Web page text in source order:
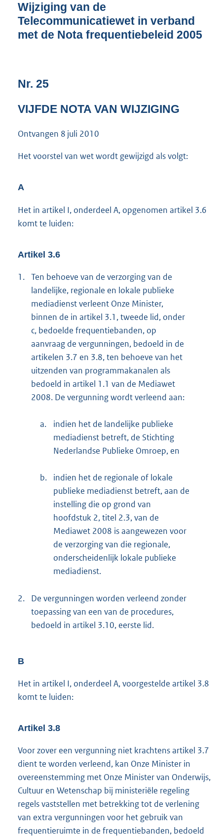
g
r
4
Wijziging van de
Telecommunicatiewet in verband
met de Nota frequentiebeleid 2005
Nr. 25
VIJFDE NOTA VAN WIJZIGING
Ontvangen 8 juli 2010
Het voorstel van wet wordt gewijzigd als volgt:
A
Het in artikel I, onderdeel A, opgenomen artikel 3.6
komt te luiden:
Artikel 3.6
1. Ten behoeve van de verzorging van de
landelijke, regionale en lokale publieke
mediadienst verleent Onze Minister,
binnen de in artikel 3.1, tweede lid, onder
c, bedoelde frequentiebanden, op
aanvraag de vergunningen, bedoeld in de
artikelen 3.7 en 3.8, ten behoeve van het
uitzenden van programmakanalen als
bedoeld in artikel 1.1 van de Mediawet
2008. De vergunning wordt verleend aan:
a.
indien het de landelijke publieke
mediadienst betreft, de Stichting
Nederlandse Publieke Omroep, en
b.
indien het de regionale of lokale
publieke mediadienst betreft, aan de
instelling die op grond van
hoofdstuk 2, titel 2.3, van de
Mediawet 2008 is aangewezen voor
de verzorging van die regionale,
onderscheidenlijk lokale publieke
mediadienst.
2.
De vergunningen worden verleend zonder
toepassing van een van de procedures,
bedoeld in artikel 3.10, eerste lid.
B
Het in artikel I, onderdeel A, voorgestelde artikel 3.8
komt te luiden:
Artikel 3.8
Voor zover een vergunning niet krachtens artikel 3.7
dient te worden verleend, kan Onze Minister in
overeenstemming met Onze Minister van Onderwijs,
Cultuur en Wetenschap bij ministeriële regeling
regels vaststellen met betrekking tot de verlening
van extra vergunningen voor het gebruik van
frequentieruimte in de frequentiebanden, bedoeld